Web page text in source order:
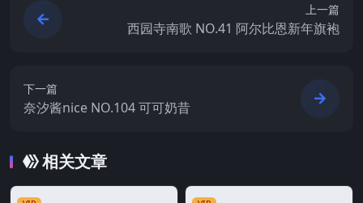
上一篇
西园寺南歌 NO.41 阿尔比恩新年旗袍
下一篇
奈汐酱nice NO.104 可可奶昔
相关文章